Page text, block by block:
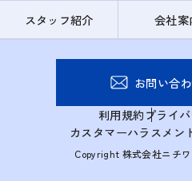
スタッフ紹介 会社案
お問い合
利用規約プライ
カスタマーハラスメン
Copyright 株式会社ニチ